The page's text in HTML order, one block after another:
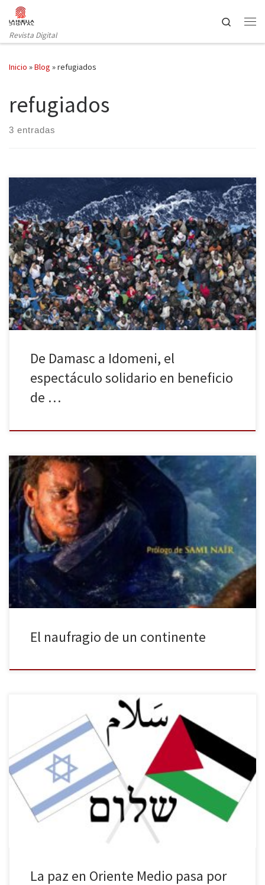
Saltar al contenido
Revista Digital
Search
Inicio »Blog »refugiados
refugiados
3 entradas
El Teatre Lliure implica a 60 grandes nombres de la escena
catalana para ayudar a mantener en activo el barco de
salvamento marítimo Astral. El 12 de septiembre el Teatre Lliure
ofrecerá un espectáculo solidario con la ONG Proactiva Open
Arms con la participación de 60 grandes nombres de la escena […]
De Damasc a Idomeni, el
espectáculo solidario en beneficio
de …
Según ACNUR hasta septiembre de este año más de 380.000
personas cruzaron el Mediterráneo tratando de llegar a tierras
europeas, huyendo del hambre, de la violencia, de la guerra.
Según el mismo organismo más de 2.800 de esas personas
perecieron en sus aguas en el mismo periodo de tiempo. Y […]
El naufragio de un continente
Un año después de que el secretario de Estado John Kerry lograra
reanudar las conversaciones directas entre Israel y Palestina,
Washington busca concretar un acuerdo marco entre ambos
países antes de que termine abril para asentar así las bases del
proceso de paz. El encuentro entre Obama y Abbas fue […]
La paz en Oriente Medio pasa por